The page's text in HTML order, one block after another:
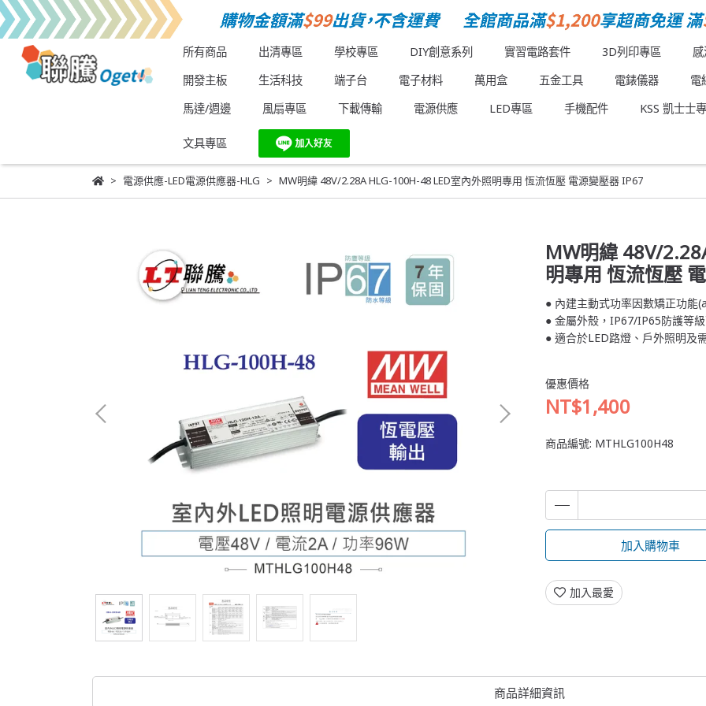
所有商品 出清專區 學校專區 DIY創意系列 實習電路套件 3D列印專區
開發主板
生活科技 端子台 電子材料 萬用盒 五金工具 電錶儀器
電
馬達/週邊
風扇專區 下載傳輸 電源供應 LED專區 手機配件 KSS 凱士士
文具專區
電源供應-LED電源供應器-HLG MW明緯 48V/2.28A HLG-100H-48 LED室內外照明專用 恆流恆壓 電源變壓器 IP67
MW明緯 48V/
明專用 恆流恆壓
● 內建主動式功率因數矯正功能
● 金屬外殼，IP67/IP65防護等
● 適合於LED路燈、戶外照明及
優惠價格
NT$1,400
商品編號: MTHLG100H48
加入購物車
加入最愛
商品詳細資訊